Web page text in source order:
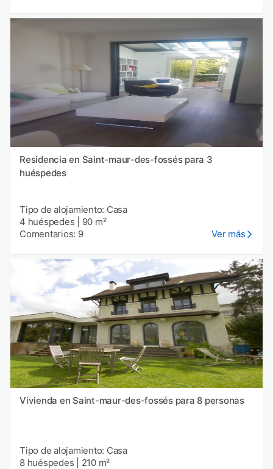
Residencia en Saint-maur-des-fossés para 3
huéspedes
Tipo de alojamiento: Casa
4 huéspedes
90 m²
Comentarios: 9
Ver más
Vivienda en Saint-maur-des-fossés para 8 personas
Tipo de alojamiento: Casa
8 huéspedes
210 m²